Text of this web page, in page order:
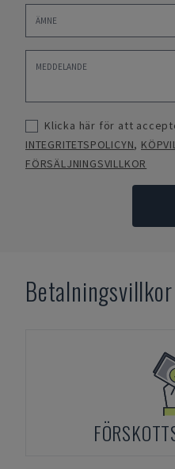
Klicka här för att
INTEGRITETSPOLICYN,
FÖRSÄLJNINGSVILLKOR
Betalningsvillkor